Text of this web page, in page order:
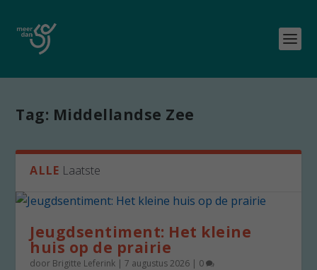
Tag: Middellandse Zee
ALLE Laatste
Jeugdsentiment: Het kleine
huis op de prairie
door Brigitte Leferink |7 augustus 2026 | 0